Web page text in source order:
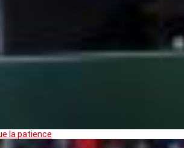
la patience